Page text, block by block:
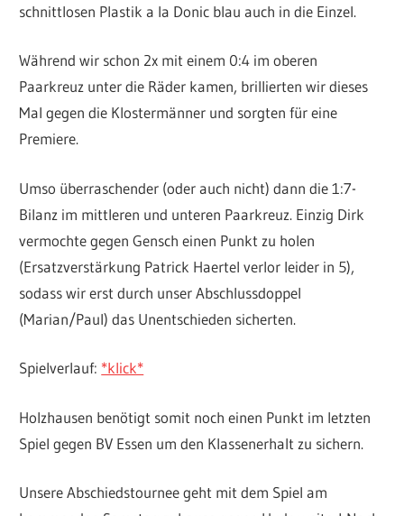
schnittlosen Plastik a la Donic blau auch in die Einzel.
Während wir schon 2x mit einem 0:4 im oberen
Paarkreuz unter die Räder kamen, brillierten wir dieses
Mal gegen die Klostermänner und sorgten für eine
Premiere.
Umso überraschender (oder auch nicht) dann die 1:7-
Bilanz im mittleren und unteren Paarkreuz. Einzig Dirk
vermochte gegen Gensch einen Punkt zu holen
(Ersatzverstärkung Patrick Haertel verlor leider in 5),
sodass wir erst durch unser Abschlussdoppel
(Marian/Paul) das Unentschieden sicherten.
Spielverlauf: *klick*
Holzhausen benötigt somit noch einen Punkt im letzten
Spiel gegen BV Essen um den Klassenerhalt zu sichern.
Unsere Abschiedstournee geht mit dem Spiel am